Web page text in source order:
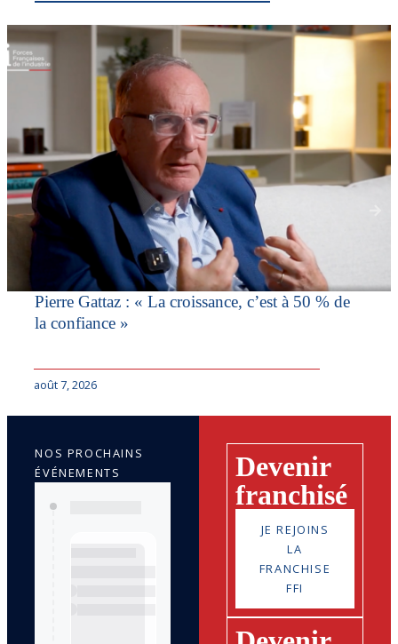
Pierre Gattaz : « La croissance, c’est à 50 % de
la confiance »
août 7, 2026
Devenir
franchisé
JE REJOINS
LA
FRANCHISE
FFI
NOS PROCHAINS
ÉVÉNEMENTS